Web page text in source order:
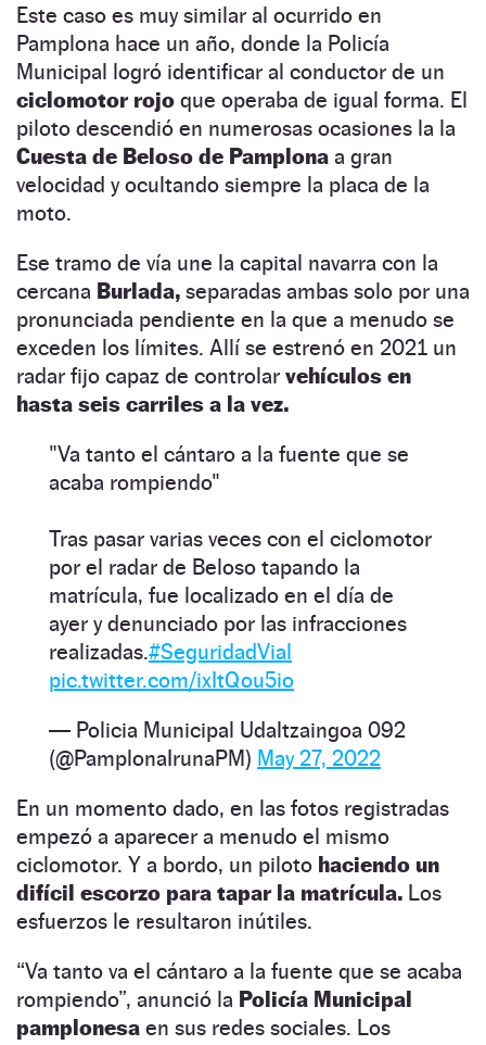
Este caso es muy similar al ocurrido en
Pamplona hace un año, donde la Policía
Municipal logró identificar al conductor de un
ciclomotor rojo que operaba de igual forma. El
piloto descendió en numerosas ocasiones la la
Cuesta de Beloso de Pamplona a gran
velocidad y ocultando siempre la placa de la
moto.
Ese tramo de vía une la capital navarra con la
cercana Burlada, separadas ambas solo por una
pronunciada pendiente en la que a menudo se
exceden los límites. Allí se estrenó en 2021 un
radar fijo capaz de controlar vehículos en
hasta seis carriles a la vez.
"Va tanto el cántaro a la fuente que se
acaba rompiendo"
Tras pasar varias veces con el ciclomotor
por el radar de Beloso tapando la
matrícula, fue localizado en el día de
ayer y denunciado por las infracciones
realizadas.#SeguridadVial
pic.twitter.com/ixItQou5io
— Policia Municipal Udaltzaingoa 092
(@PamplonaIrunaPM) May 27, 2022
En un momento dado, en las fotos registradas
empezó a aparecer a menudo el mismo
ciclomotor. Y a bordo, un piloto haciendo un
difícil escorzo para tapar la matrícula. Los
esfuerzos le resultaron inútiles.
“Va tanto va el cántaro a la fuente que se acaba
rompiendo”, anunció la Policía Municipal
pamplonesa en sus redes sociales. Los